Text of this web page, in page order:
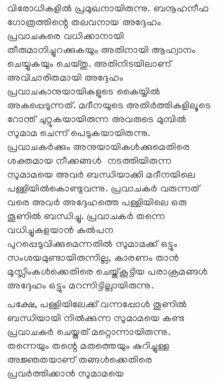
വിരോധികളില്‍ പ്രമുഖനായിരുന്നു. ബനൂഹനീഫ
ഗോത്രത്തിന്റെ തലവനായ അദ്ദേഹം
പ്രവാചകരെ വധിക്കാനായി
തീരുമാനിച്ചുറക്കുകയും അതിനായി ആഹ്വാനം
ചെയ്യുകയും ചെയ്തു. അതിനിടയിലാണ്
അവിചാരിതമായി അദ്ദേഹം
പ്രവാചകാനുയായികളുടെ കൈയ്യില്‍
അകപ്പെടുന്നത്. മദീനയുടെ അതിര്‍ത്തികളിലൂടെ
റോന്ത് ചുറ്റുകയായിരുന്ന അവരുടെ മുമ്പില്‍
സുമാമ ചെന്ന് പെടുകയായിരുന്നു.
പ്രവാചകര്‍ക്കും അനുയായികള്‍ക്കുമെതിരെ
ശക്തമായ നീക്കങ്ങള്‍ നടത്തിയിരുന്ന
സുമാമയെ അവര്‍ ബന്ധിയാക്കി മദീനയിലെ
പള്ളിയില്‍കൊണ്ടുവന്നു. പ്രവാചകര്‍ വരുന്നത്
വരെ അവര്‍ അദ്ദേഹത്തെ പള്ളിയിലെ ഒരു
തൂണില്‍ ബന്ധിച്ചു. പ്രവാചകര്‍ തന്നെ
വധിച്ചുകളയാന്‍ കല്‍പന
പുറപ്പെടുവിക്കുമെന്നതില്‍ സുമാമക്ക് ഒട്ടും
സംശയമുണ്ടായിരുന്നില്ല, കാരണം താന്‍
മുസ്ലിംകള്‍ക്കെതിരെ ചെയ്ത്കൂട്ടിയ പരാക്രമങ്ങള്‍
അദ്ദേഹം ഒട്ടും മറന്നിട്ടില്ലായിരുന്നു.
പക്ഷേ, പള്ളിയിലേക്ക് വന്നപ്പോള്‍ തൂണില്‍
ബന്ധിയായി നില്‍ക്കുന്ന സുമാമയെ കണ്ട
പ്രവാചകര്‍ ചെയ്തത് മറ്റൊന്നായിരുന്നു.
തന്നെയും തന്റെ മതത്തെയും കുറിച്ചുള്ള
അജ്ഞതയാണ് തങ്ങള്‍ക്കെതിരെ
പ്രവര്‍ത്തിക്കാന്‍ സുമാമയെ